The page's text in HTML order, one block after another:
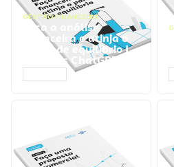
GESTÃO FINANCEIRA
Faça a análise
financeira e atinja o
ponto de equilíbrio |
Prompts ChatGPT